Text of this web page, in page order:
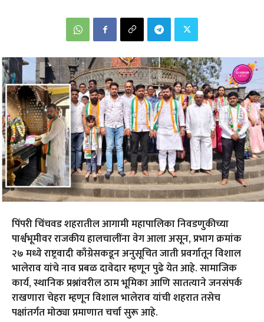
पिंपरी चिंचवड शहरातील आगामी महापालिका निवडणुकीच्या
पार्श्वभूमीवर राजकीय हालचालींना वेग आला असून, प्रभाग क्रमांक
२७ मध्ये राष्ट्रवादी काँग्रेसकडून अनुसूचित जाती प्रवर्गातून विशाल
भालेराव यांचे नाव प्रबळ दावेदार म्हणून पुढे येत आहे. सामाजिक
कार्य, स्थानिक प्रश्नांवरील ठाम भूमिका आणि सातत्याने जनसंपर्क
राखणारा चेहरा म्हणून विशाल भालेराव यांची शहरात तसेच
पक्षांतर्गत मोठ्या प्रमाणात चर्चा सुरू आहे.